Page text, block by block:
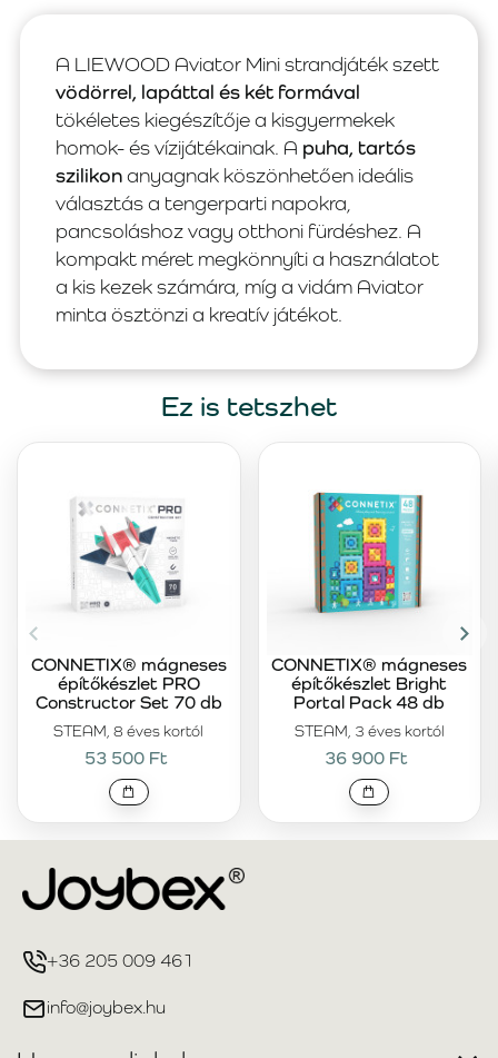
A LIEWOOD Aviator Mini strandjáték szett
vödörrel, lapáttal és két formával
tökéletes kiegészítője a kisgyermekek
homok- és vízijátékainak. A puha, tartós
szilikonanyagnak köszönhetően ideális
választás a tengerparti napokra,
pancsoláshoz vagy otthoni fürdéshez. A
kompakt méret megkönnyíti a használatot
a kis kezek számára, míg a vidám Aviator
minta ösztönzi a kreatív játékot.
Ez is tetszhet
STEAM, 8 éves kortól
CONNETIX® mágneses
építőkészlet PRO
Constructor Set 70 db
53 500 Ft
STEAM, 3 éves kortól
CONNETIX® mágneses
építőkészlet Bright
Portal Pack 48 db
36 900 Ft
+36 205 009 461
info@joybex.hu